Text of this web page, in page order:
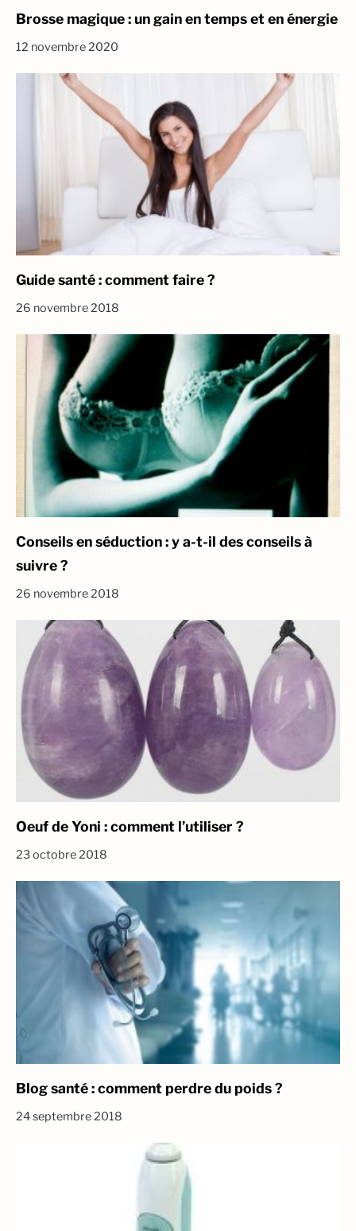
Brosse magique : un gain en temps et en énergie
12 novembre 2020
Guide santé : comment faire ?
26 novembre 2018
Conseils en séduction : y a-t-il des conseils à
suivre ?
26 novembre 2018
Oeuf de Yoni : comment l’utiliser ?
23 octobre 2018
Blog santé : comment perdre du poids ?
24 septembre 2018